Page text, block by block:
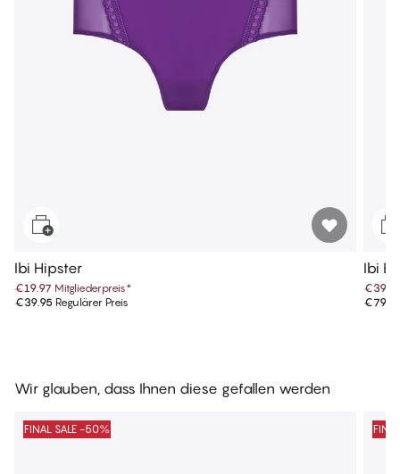
Ibi Hipster
€19.97 Mitgliederpreis*
€39.95 Regulärer Preis
Ibi
Wir glauben, dass Ihnen diese gefallen werden
FINAL SALE -50%